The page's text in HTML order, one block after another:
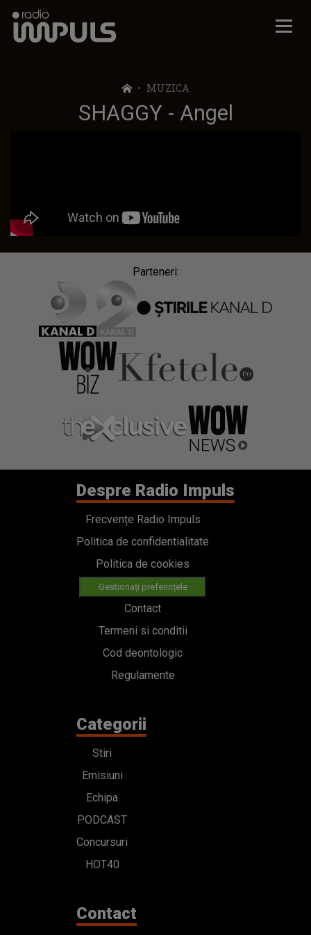
Radio Impuls
MUZICA
SHAGGY - Angel
Parteneri:
Despre Radio Impuls
Frecvențe Radio Impuls
Politica de confidentialitate
Politica de cookies
Gestionați preferințele
Contact
Termeni si conditii
Cod deontologic
Regulamente
Categorii
Stiri
Emisiuni
Echipa
PODCAST
Concursuri
HOT40
Contact